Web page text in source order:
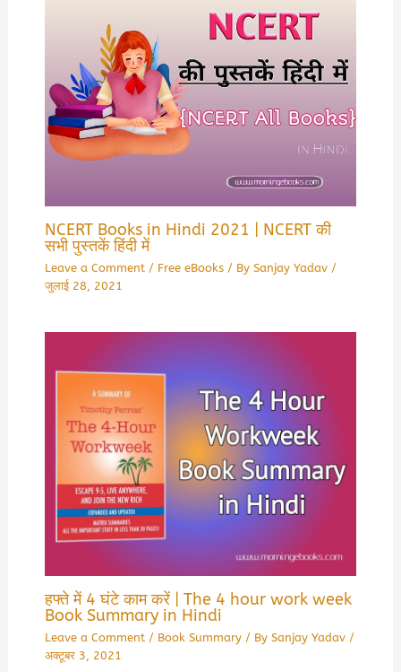
NCERT Books in Hindi 2021 | NCERT की
सभी पुस्तकें हिंदी में
Leave a Comment / Free eBooks/ By Sanjay Yadav /
जुलाई 28, 2021
हफ्ते में 4 घंटे काम करें | The 4 hour work week
Book Summary in Hindi
Leave a Comment / Book Summary/ By Sanjay Yadav /
अक्टूबर 3, 2021